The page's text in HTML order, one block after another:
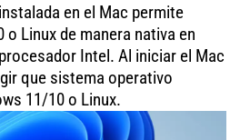
en el Mac permite
Linux de manera nativa en
Intel. Al iniciar el Mac
que sistema operativo
11/10 o Linux.